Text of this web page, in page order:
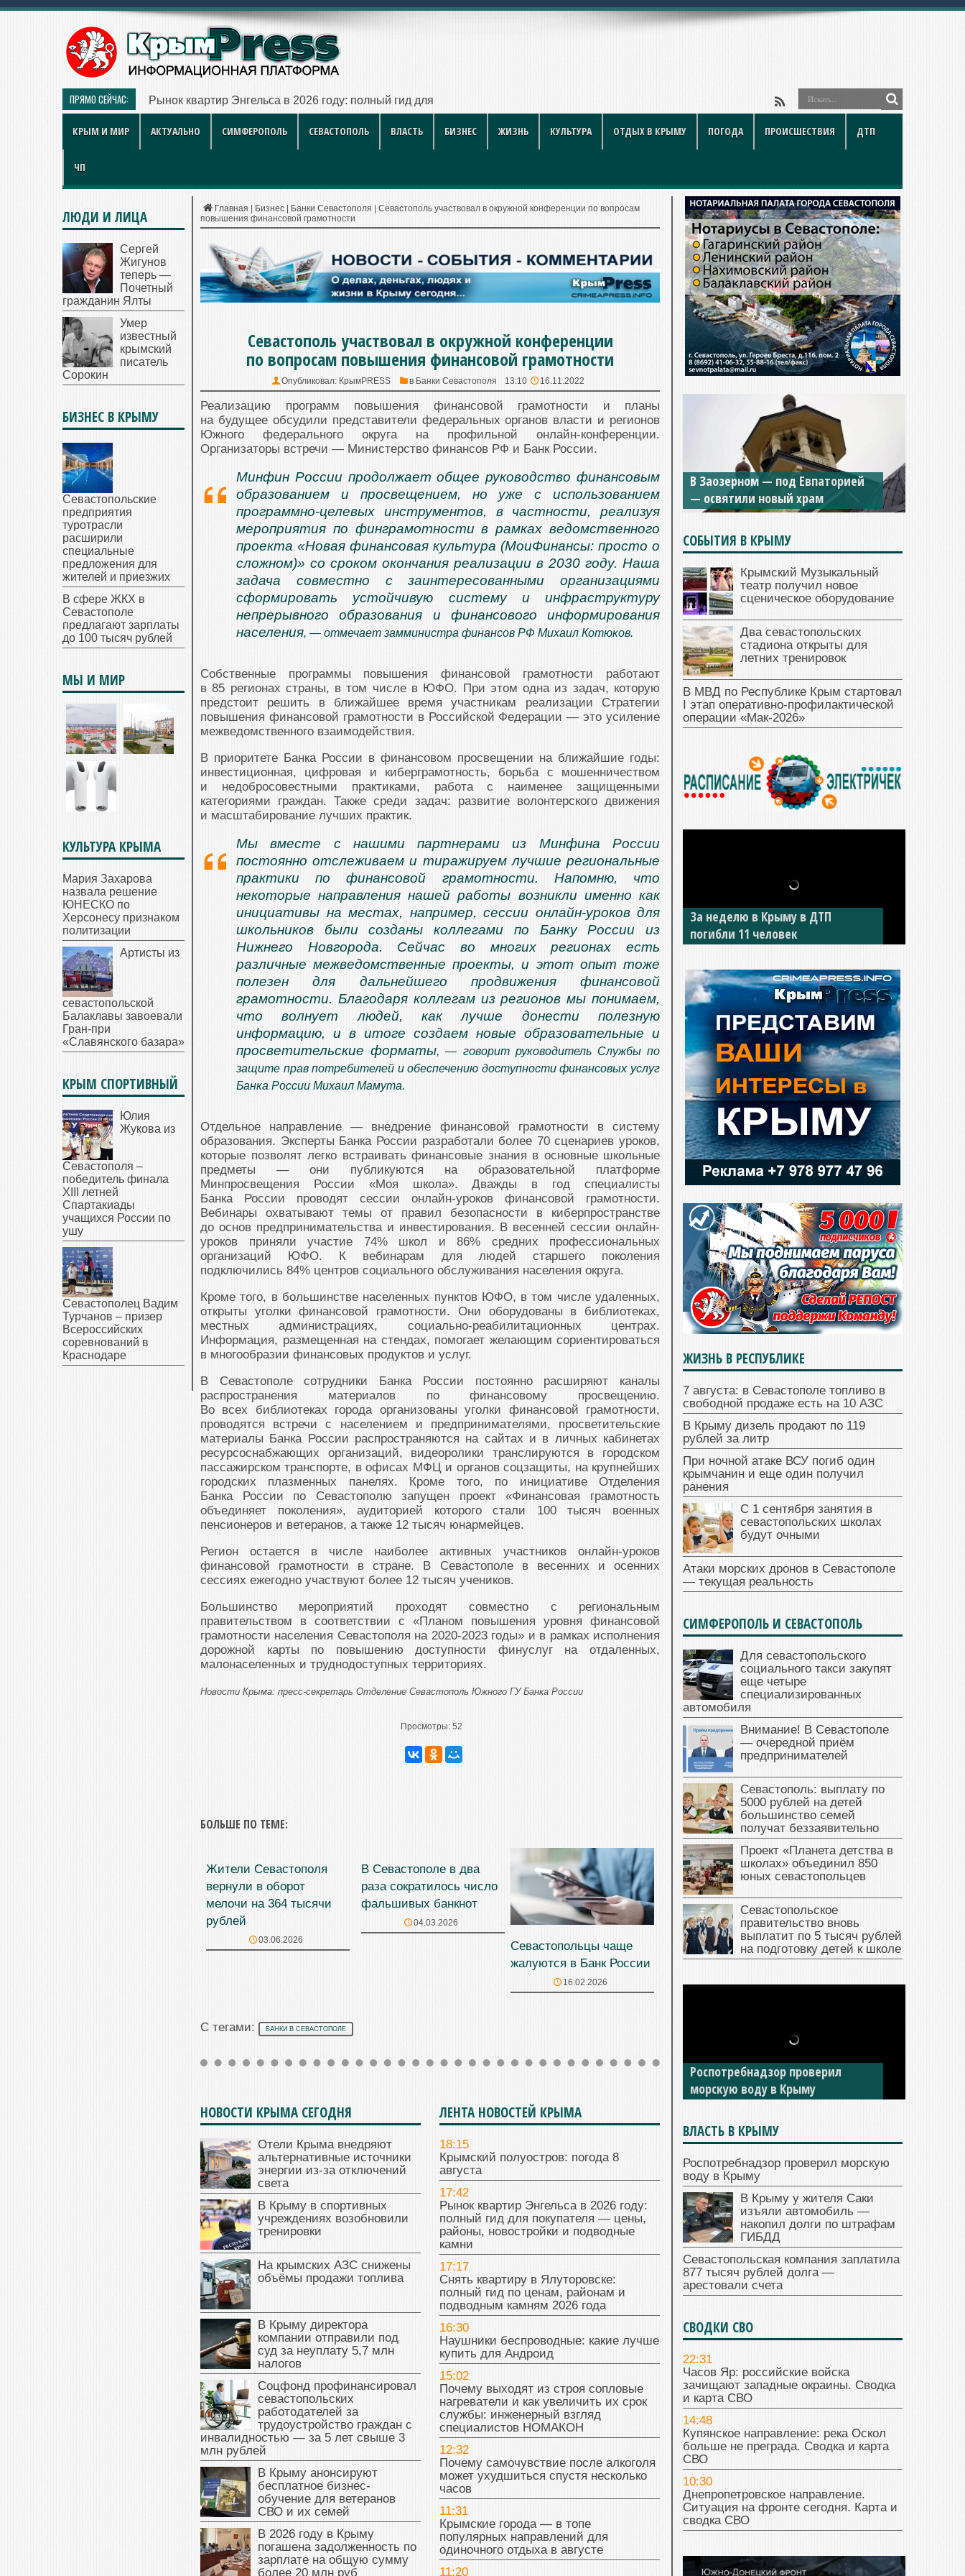
ПРЯМО СЕЙЧАС: Рынок квартир Энгельса в 2026 году: полный гид для покупателя — цены, районы, новостройки и подводны
КРЫМ И МИР АКТУАЛЬНО СИМФЕРОПОЛЬ СЕВАСТОПОЛЬ ВЛАСТЬ БИЗНЕС ЖИЗНЬ КУЛЬТУРА ОТДЫХ В КРЫМУ ПОГОДА ПРОИСШЕСТВИЯ ДТП
ЧП
Главная Бизнес Банки Севастополя
Севастополь участвовал в окружной конференции по вопросам
повышения финансовой грамотности
Севастополь участвовал в окружной конференции
по вопросам повышения финансовой грамотности
Опубликовал: КрымPRESS в Банки Севастополя 13:10 16.11.2022
Реализацию программ повышения финансовой грамотности и планы
на будущее обсудили представители федеральных органов власти и регионов
Южного федерального округа на профильной онлайн-конференции.
Организаторы встречи — Министерство финансов РФ и Банк России.
Минфин России продолжает общее руководство финансовым
образованием и просвещением, но уже с использованием
программно-целевых инструментов, в частности, реализуя
мероприятия по финграмотности в рамках ведомственного
проекта «Новая финансовая культура (МоиФинансы: просто о
сложном)» со сроком окончания реализации в 2030 году. Наша
задача совместно с заинтересованными организациями
сформировать устойчивую систему и инфраструктуру
непрерывного образования и финансового информирования
населения, — отмечает замминистра финансов РФ Михаил Котюков.
Собственные программы повышения финансовой грамотности работают
в 85 регионах страны, в том числе в ЮФО. При этом одна из задач, которую
предстоит решить в ближайшее время участникам реализации Стратегии
повышения финансовой грамотности в Российской Федерации — это усиление
межведомственного взаимодействия.
В приоритете Банка России в финансовом просвещении на ближайшие годы:
инвестиционная, цифровая и киберграмотность, борьба с мошенничеством
и недобросовестными практиками, работа с наименее защищенными
категориями граждан. Также среди задач: развитие волонтерского движения
и масштабирование лучших практик.
Мы вместе с нашими партнерами из Минфина России
постоянно отслеживаем и тиражируем лучшие региональные
практики по финансовой грамотности. Напомню, что
некоторые направления нашей работы возникли именно как
инициативы на местах, например, сессии онлайн-уроков для
школьников были созданы коллегами по Банку России из
Нижнего Новгорода. Сейчас во многих регионах есть
различные межведомственные проекты, и этот опыт тоже
полезен для дальнейшего продвижения финансовой
грамотности. Благодаря коллегам из регионов мы понимаем,
что волнует людей, как лучше донести полезную
информацию, и в итоге создаем новые образовательные и
просветительские форматы, — говорит руководитель Службы по
защите прав потребителей и обеспечению доступности финансовых услуг
Банка России Михаил Мамута.
Отдельное направление — внедрение финансовой грамотности в систему
образования. Эксперты Банка России разработали более 70 сценариев уроков,
которые позволят легко встраивать финансовые знания в основные школьные
предметы — они публикуются на образовательной платформе
Минпросвещения России «Моя школа». Дважды в год специалисты
Банка России проводят сессии онлайн-уроков финансовой грамотности.
Вебинары охватывают темы от правил безопасности в киберпространстве
до основ предпринимательства и инвестирования. В весенней сессии онлайн-
уроков приняли участие 74% школ и 86% средних профессиональных
организаций ЮФО. К вебинарам для людей старшего поколения
подключились 84% центров социального обслуживания населения округа.
Кроме того, в большинстве населенных пунктов ЮФО, в том числе удаленных,
открыты уголки финансовой грамотности. Они оборудованы в библиотеках,
местных администрациях, социально-реабилитационных центрах.
Информация, размещенная на стендах, помогает желающим сориентироваться
в многообразии финансовых продуктов и услуг.
В Севастополе сотрудники Банка России постоянно расширяют каналы
распространения материалов по финансовому просвещению.
Во всех библиотеках города организованы уголки финансовой грамотности,
проводятся встречи с населением и предпринимателями, просветительские
материалы Банка России распространяются на сайтах и в личных кабинетах
ресурсоснабжающих организаций, видеоролики транслируются в городском
пассажирском транспорте, в офисах МФЦ и органов соцзащиты, на крупнейших
городских плазменных панелях. Кроме того, по инициативе Отделения
Банка России по Севастополю запущен проект «Финансовая грамотность
объединяет поколения», аудиторией которого стали 100 тысяч военных
пенсионеров и ветеранов, а также 12 тысяч юнармейцев.
Регион остается в числе наиболее активных участников онлайн-уроков
финансовой грамотности в стране. В Севастополе в весенних и осенних
сессиях ежегодно участвуют более 12 тысяч учеников.
Большинство мероприятий проходят совместно с региональным
правительством в соответствии с «Планом повышения уровня финансовой
грамотности населения Севастополя на 2020-2023 годы» и в рамках исполнения
дорожной карты по повышению доступности финуслуг на отдаленных,
малонаселенных и труднодоступных территориях.
Новости Крыма: пресс-секретарь Отделение Севастополь Южного ГУ Банка России
Просмотры: 52
БОЛЬШЕ ПО ТЕМЕ:
Жители Севастополя
вернули в оборот
мелочи на 364 тысячи
рублей
03.06.2026
В Севастополе в два
раза сократилось число
фальшивых банкнот
04.03.2026
Севастопольцы чаще
жалуются в Банк России
16.02.2026
С тегами: БАНКИ В СЕВАСТОПОЛЕ
НОВОСТИ КРЫМА СЕГОДНЯ
Отели Крыма внедряют
альтернативные источники
энергии из-за отключений
света
В Крыму в спортивных
учреждениях возобновили
тренировки
На крымских АЗС снижены
объёмы продажи топлива
В Крыму директора
компании отправили под
суд за неуплату 5,7 млн
налогов
Соцфонд профинансировал
севастопольских
работодателей за
трудоустройство граждан с
инвалидностью — за 5 лет свыше 3
млн рублей
В Крыму анонсируют
бесплатное бизнес-
обучение для ветеранов
СВО и их семей
В 2026 году в Крыму
погашена задолженность по
зарплате на общую сумму
более 20 млн руб
ЛЕНТА НОВОСТЕЙ КРЫМА
18:15
Крымский полуостров: погода 8
августа
17:42
Рынок квартир Энгельса в 2026 году:
полный гид для покупателя — цены,
районы, новостройки и подводные
камни
17:17
Снять квартиру в Ялуторовске:
полный гид по ценам, районам и
подводным камням 2026 года
16:30
Наушники беспроводные: какие лучше
купить для Андроид
15:02
Почему выходят из строя сопловые
нагреватели и как увеличить их срок
службы: инженерный взгляд
специалистов НОМАКОН
12:32
Почему самочувствие после алкоголя
может ухудшиться спустя несколько
часов
11:31
Крымские города — в топе
популярных направлений для
одиночного отдыха в августе
11:20
ЛЮДИ И ЛИЦА
Сергей
Жигунов
теперь —
Почетный
гражданин Ялты
Умер
известный
крымский
писатель
Сорокин
БИЗНЕС В КРЫМУ
Севастопольские
предприятия
туротрасли
расширили
специальные
предложения для
жителей и приезжих
В сфере ЖКХ в
Севастополе
предлагают зарплаты
до 100 тысяч рублей
МЫ И МИР
КУЛЬТУРА КРЫМА
Мария Захарова
назвала решение
ЮНЕСКО по
Херсонесу признаком
политизации
Артисты из
севастопольской
Балаклавы завоевали
Гран-при
«Славянского базара»
КРЫМ СПОРТИВНЫЙ
Юлия
Жукова из
Севастополя –
победитель финала
XIII летней
Спартакиады
учащихся России по
ушу
Севастополец Вадим
Турчанов – призер
Всероссийских
соревнований в
Краснодаре
Мужской монастырь Косьмы и
Дамиана в Крыму вновь открыт
для посещения
СОБЫТИЯ В КРЫМУ
Крымский Музыкальный
театр получил новое
сценическое оборудование
Два севастопольских
стадиона открыты для
летних тренировок
В МВД по Республике Крым стартовал
I этап оперативно‑профилактической
операции «Мак‑2026»
В Джанкое водитель ВАЗа сбил
двух детей на «зебре»
ЖИЗНЬ В РЕСПУБЛИКЕ
7 августа: в Севастополе топливо в
свободной продаже есть на 10 АЗС
В Крыму дизель продают по 119
рублей за литр
При ночной атаке ВСУ погиб один
крымчанин и еще один получил
ранения
С 1 сентября занятия в
севастопольских школах
будут очными
Атаки морских дронов в Севастополе
— текущая реальность
СИМФЕРОПОЛЬ И СЕВАСТОПОЛЬ
Для севастопольского
социального такси закупят
еще четыре
специализированных
автомобиля
Внимание! В Севастополе
— очередной приём
предпринимателей
Севастополь: выплату по
5000 рублей на детей
большинство семей
получат беззаявительно
Проект «Планета детства в
школах» объединил 850
юных севастопольцев
Севастопольское
правительство вновь
выплатит по 5 тысяч рублей
на подготовку детей к школе
автомобиль — накопил долги по
штрафам ГИБДД
ВЛАСТЬ В КРЫМУ
Роспотребнадзор проверил морскую
воду в Крыму
В Крыму у жителя Саки
изъяли автомобиль —
накопил долги по штрафам
ГИБДД
Севастопольская компания заплатила
877 тысяч рублей долга —
арестовали счета
СВОДКИ СВО
22:31
Часов Яр: российские войска
зачищают западные окраины. Сводка
и карта СВО
14:48
Купянское направление: река Оскол
больше не преграда. Сводка и карта
СВО
10:30
Днепропетровское направление.
Ситуация на фронте сегодня. Карта и
сводка СВО